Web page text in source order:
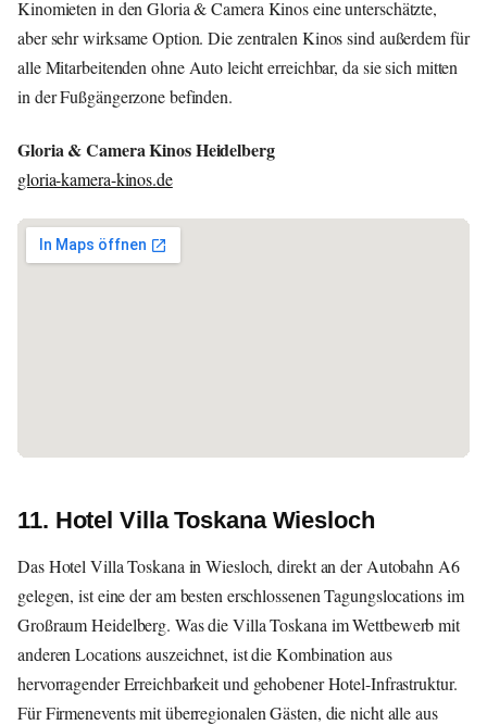
Kinomieten in den Gloria & Camera Kinos eine unterschätzte,
aber sehr wirksame Option. Die zentralen Kinos sind außerdem für
alle Mitarbeitenden ohne Auto leicht erreichbar, da sie sich mitten
in der Fußgängerzone befinden.
Gloria & Camera Kinos Heidelberg
gloria-kamera-kinos.de
11. Hotel Villa Toskana Wiesloch
Das Hotel Villa Toskana in Wiesloch, direkt an der Autobahn A6
gelegen, ist eine der am besten erschlossenen Tagungslocations im
Großraum Heidelberg. Was die Villa Toskana im Wettbewerb mit
anderen Locations auszeichnet, ist die Kombination aus
hervorragender Erreichbarkeit und gehobener Hotel-Infrastruktur.
Für Firmenevents mit überregionalen Gästen, die nicht alle aus